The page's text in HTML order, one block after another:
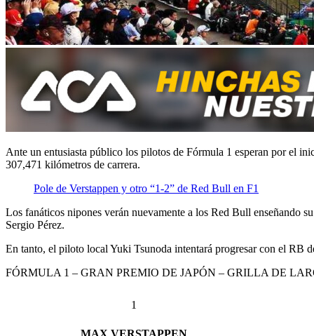
Ante un entusiasta público los pilotos de Fórmula 1 esperan por el
307,471 kilómetros de carrera.
Pole de Verstappen y otro “1-2” de Red Bull en F1
Los fanáticos nipones verán nuevamente a los Red Bull enseñando
Sergio Pérez.
En tanto, el piloto local Yuki Tsunoda intentará progresar con el RB
FÓRMULA 1 – GRAN PREMIO DE JAPÓN – GRILLA DE
1